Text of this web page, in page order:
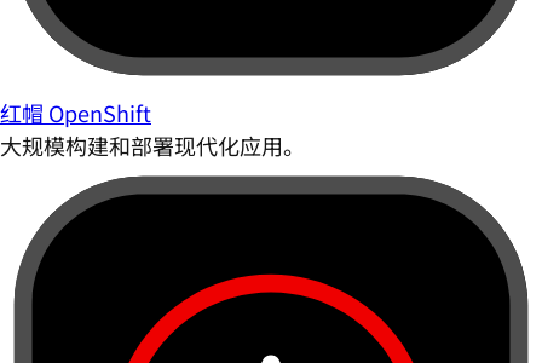
红帽 OpenShift
大规模构建和部署现代化应用。